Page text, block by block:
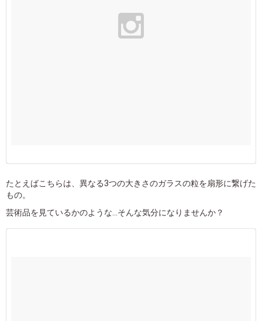
たとえばこちらは、異なる3つの大きさのガラスの粒を扇形に繋げた
もの。
芸術品を見ているかのような...そんな気分になりませんか？